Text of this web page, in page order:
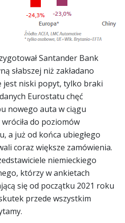
Santander Bank
słabszej niż zakładano
jest niski popyt, tylko braki
Eurostatu chęć
nowego auta w ciągu
do poziomów
a już od końca ubiegłego
coraz większe zamówienia.
niemieckiego
którzy w ankietach
się od początku 2021 roku
przede wszystkim